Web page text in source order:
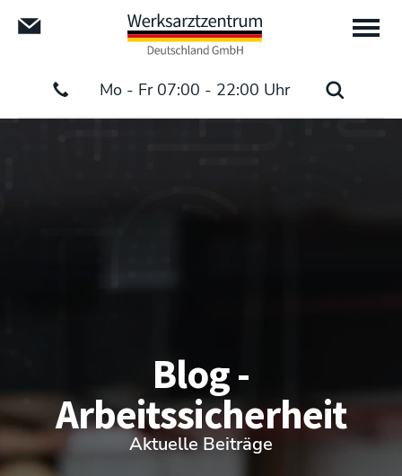
Mo - Fr 07:00 - 22:00 Uhr
Blog -
Arbeitssicherheit
Aktuelle Beiträge